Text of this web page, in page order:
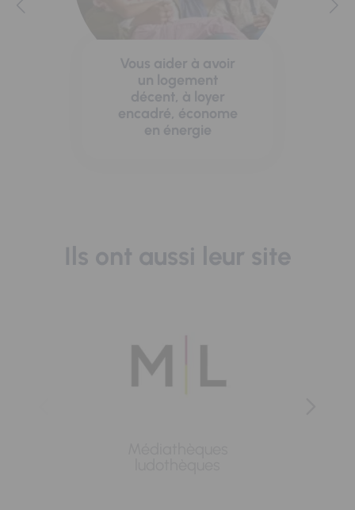
Vous aider à avoir
un logement
décent, à loyer
encadré, économe
en énergie
Ils ont aussi leur site